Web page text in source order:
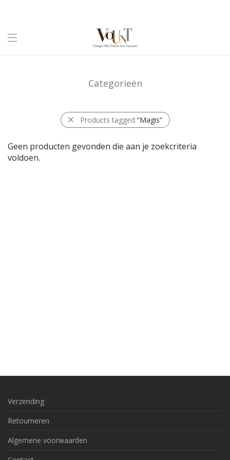
Categorieën
Products tagged “Magis”
Geen producten gevonden die aan je zoekcriteria
voldoen.
Verzending
Retourneren
Algemene voorwaarden